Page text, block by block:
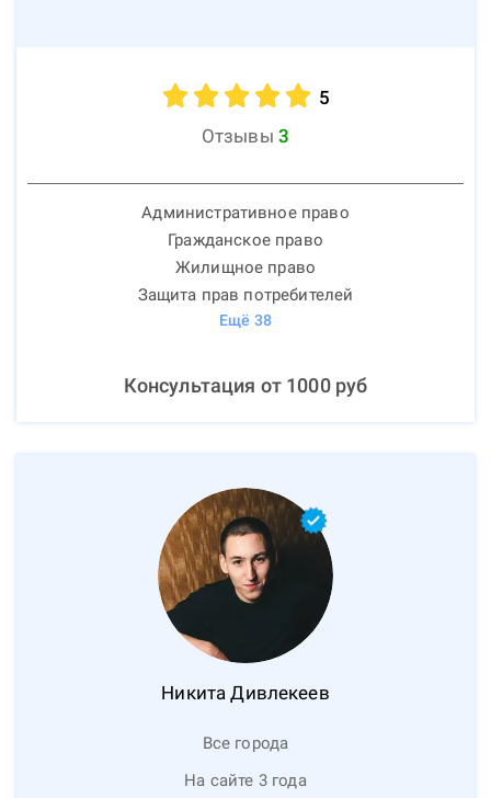
5
Отзывы 3
Административное право
Гражданское право
Жилищное право
Защита прав потребителей
Ещё 38
Консультация от 1000руб
Никита Дивлекеев
Все города
На сайте 3 года